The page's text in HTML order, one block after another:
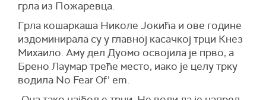
грла из Пожаревца.
Грла кошаркаша Николе Јокића и ове године
издоминирала су у главној касачкој трци Кнез
Михаило. Амy дел Дуомо освојила је прво, а
Брено Лаумар треће место, иако је целу трку
водила No Fear Of’ em.